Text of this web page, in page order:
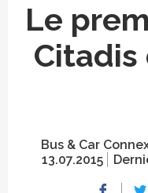
Le
Citadis
Bus & Car
13.07.2015